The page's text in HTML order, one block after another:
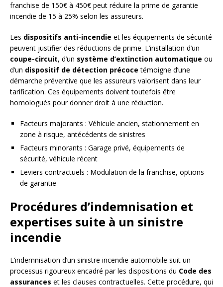
franchise de 150€ à 450€ peut réduire la prime de garantie
incendie de 15 à 25% selon les assureurs.
Les dispositifs anti-incendie et les équipements de sécurité
peuvent justifier des réductions de prime. L’installation d’un
coupe-circuit, d’un système d’extinction automatique ou
d’un dispositif de détection précoce témoigne d’une
démarche préventive que les assureurs valorisent dans leur
tarification. Ces équipements doivent toutefois être
homologués pour donner droit à une réduction.
Facteurs majorants : Véhicule ancien, stationnement en
zone à risque, antécédents de sinistres
Facteurs minorants : Garage privé, équipements de
sécurité, véhicule récent
Leviers contractuels : Modulation de la franchise, options
de garantie
Procédures d’indemnisation et
expertises suite à un sinistre
incendie
L’indemnisation d’un sinistre incendie automobile suit un
processus rigoureux encadré par les dispositions du Code des
assurances et les clauses contractuelles. Cette procédure, qui